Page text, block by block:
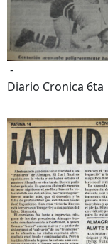
-
Diario Cronica 6ta